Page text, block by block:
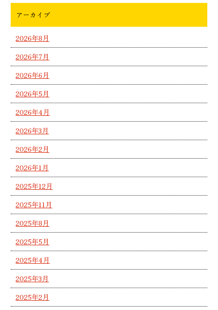
アーカイブ
2026年8月
2026年7月
2026年6月
2026年5月
2026年4月
2026年3月
2026年2月
2026年1月
2025年12月
2025年11月
2025年8月
2025年5月
2025年4月
2025年3月
2025年2月